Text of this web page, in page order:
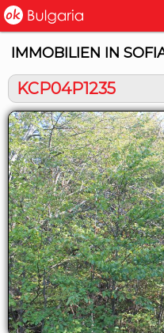
IMMOBILIEN IN
KCP04P1235